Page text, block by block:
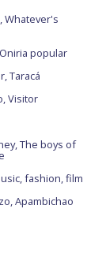
Whatever's
popular
Taracá
Visitor
The boys of
fashion, film
Apambichao